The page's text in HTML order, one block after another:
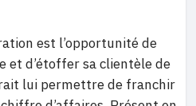
est l’opportunité de
et d’étoffer sa clientèle de
lui permettre de franchir